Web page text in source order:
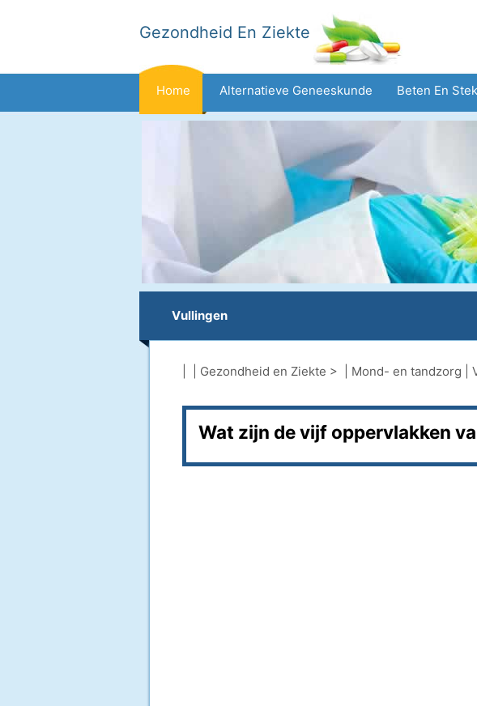
Gezondheid En Ziekte
Home Alternatieve Geneeskunde Beten En
Gezinsgezondheid
Vullingen
Gezondheid en Ziekte > | Mond- en tandzorg
Wat zijn de vijf oppervlakken